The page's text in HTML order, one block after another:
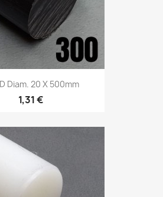
Diam. 20 X 500mm
1,31 €